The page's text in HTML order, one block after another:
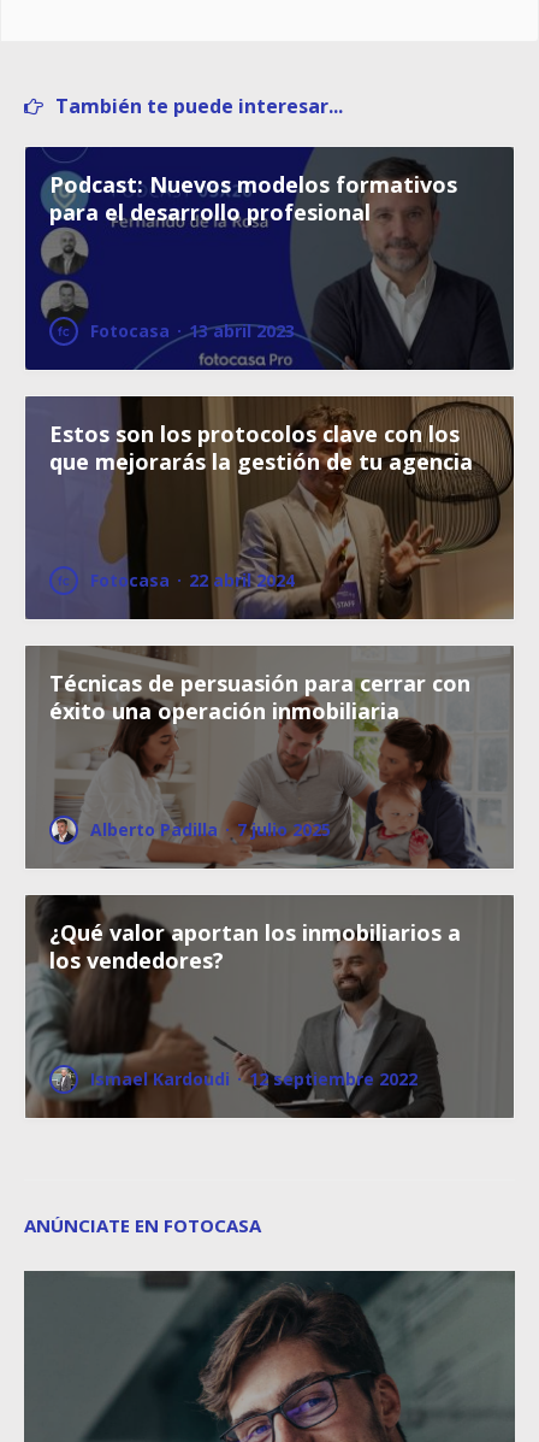
También te puede interesar...
Podcast: Nuevos modelos formativos
para el desarrollo profesional
Fotocasa · 13 abril 2023
Estos son los protocolos clave con los
que mejorarás la gestión de tu agencia
Fotocasa · 22 abril 2024
Técnicas de persuasión para cerrar con
éxito una operación inmobiliaria
Alberto Padilla · 7 julio 2025
¿Qué valor aportan los inmobiliarios a
los vendedores?
Ismael Kardoudi · 12 septiembre 2022
ANÚNCIATE EN FOTOCASA